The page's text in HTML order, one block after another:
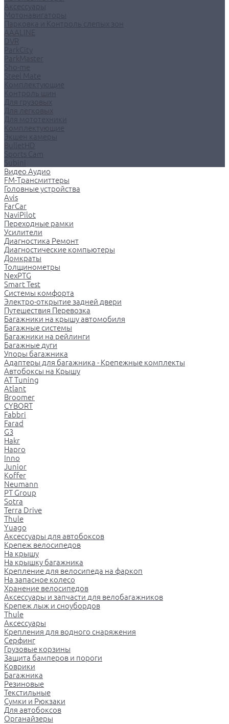
Аксессуары
Мотонавигаторы
Парковка и Контроль слепых зон
AAALINE
DVR
ParkCity
ParkMaster
Sho-me
Steel Mate
Комплектующие
Контроль шин
Для грузовых
Для легковых
Для мототехники
Комплектующие
Экшен камеры
BulletHD
Sports Cam
Subini
Видео Аудио
FM-Трансмиттеры
Головные устройства
Avis
FarCar
NaviPilot
Переходные рамки
Усилители
Диагностика Ремонт
Диагностические компьютеры
Домкраты
Толщинометры
NexPTG
Smart Test
Системы комфорта
Электро-открытие задней двери
Путешествия Перевозка
Багажники на крышу автомобиля
Багажные системы
Багажники на рейлинги
Багажные дуги
Упоры багажника
Адаптеры для багажника - Крепежные комплекты
Автобоксы на Крышу
AT Tuning
Atlant
Broomer
CYBORT
Fabbri
Farad
G3
Hakr
Hapro
Inno
Junior
Koffer
Neumann
PT Group
Sotra
Terra Drive
Thule
Yuago
Аксессуары для автобоксов
Крепеж велосипедов
На крышу
На крышку багажника
Крепление для велосипеда на фаркоп
На запасное колесо
Хранение велосипедов
Аксессуары и запчасти для велобагажников
Крепеж лыж и сноубордов
Thule
Аксессуары
Крепления для водного снаряжения
Серфинг
Грузовые корзины
Защита бамперов и пороги
Коврики
Багажника
Резиновые
Текстильные
Сумки и Рюкзаки
Для автобоксов
Органайзеры